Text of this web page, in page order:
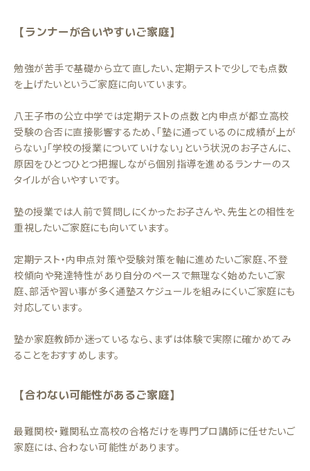
【ランナーが合いやすいご家庭】
勉強が苦手で基礎から立て直したい、定期テストで少しでも点数
を上げたいというご家庭に向いています。
八王子市の公立中学では定期テストの点数と内申点が都立高校
受験の合否に直接影響するため、「塾に通っているのに成績が上が
らない」「学校の授業についていけない」という状況のお子さんに、
原因をひとつひとつ把握しながら個別指導を進めるランナーのス
タイルが合いやすいです。
塾の授業では人前で質問しにくかったお子さんや、先生との相性を
重視したいご家庭にも向いています。
定期テスト・内申点対策や受験対策を軸に進めたいご家庭、不登
校傾向や発達特性があり自分のペースで無理なく始めたいご家
庭、部活や習い事が多く通塾スケジュールを組みにくいご家庭にも
対応しています。
塾か家庭教師か迷っているなら、まずは体験で実際に確かめてみ
ることをおすすめします。
【合わない可能性があるご家庭】
最難関校・難関私立高校の合格だけを専門プロ講師に任せたいご
家庭には、合わない可能性があります。